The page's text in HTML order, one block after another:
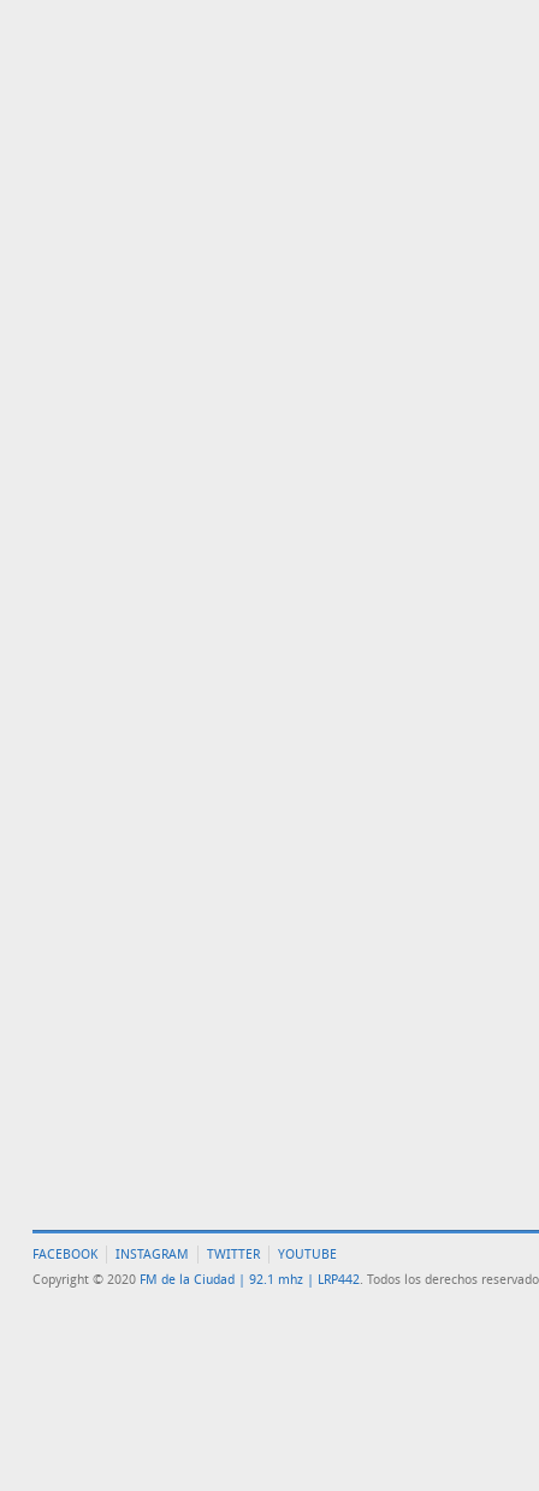
FACEBOOK INSTAGRAM TWITTER
YOUTUBE
Copyright © 2020 FM de la Ciudad | 92.1 mhz | LRP442. Todos los derechos